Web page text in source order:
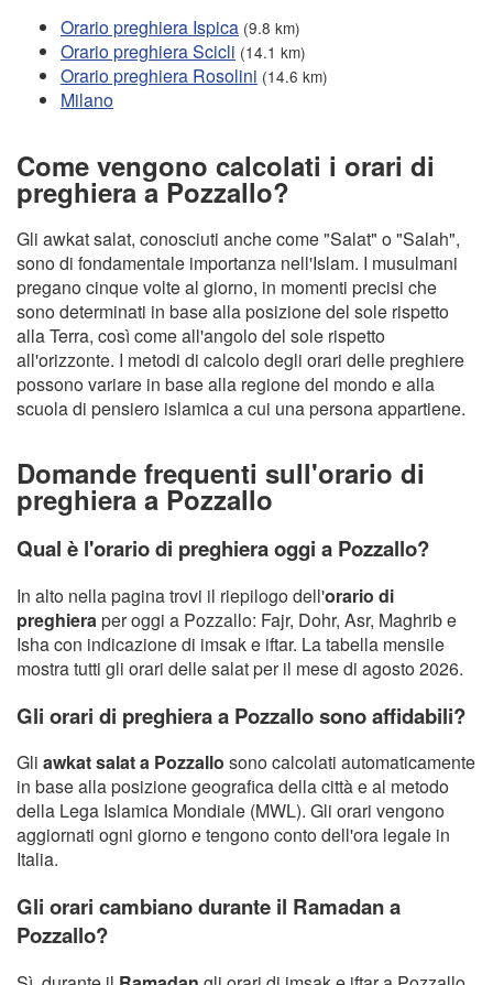
Orario preghiera Ispica (9.8 km)
Orario preghiera Scicli (14.1 km)
Orario preghiera Rosolini (14.6 km)
Milano
Come vengono calcolati i orari di
preghiera a Pozzallo?
Gli awkat salat, conosciuti anche come "Salat" o "Salah",
sono di fondamentale importanza nell'Islam. I musulmani
pregano cinque volte al giorno, in momenti precisi che
sono determinati in base alla posizione del sole rispetto
alla Terra, così come all'angolo del sole rispetto
all'orizzonte. I metodi di calcolo degli orari delle preghiere
possono variare in base alla regione del mondo e alla
scuola di pensiero islamica a cui una persona appartiene.
Domande frequenti sull'orario di
preghiera a Pozzallo
Qual è l'orario di preghiera oggi a Pozzallo?
In alto nella pagina trovi il riepilogo dell'orario di
preghieraper oggi a Pozzallo: Fajr, Dohr, Asr, Maghrib e
Isha con indicazione di imsak e iftar. La tabella mensile
mostra tutti gli orari delle salat per il mese di agosto 2026.
Gli orari di preghiera a Pozzallo sono affidabili?
Gli awkat salat a Pozzallo sono calcolati automaticamente
in base alla posizione geografica della città e al metodo
della Lega Islamica Mondiale (MWL). Gli orari vengono
aggiornati ogni giorno e tengono conto dell'ora legale in
Italia.
Gli orari cambiano durante il Ramadan a
Pozzallo?